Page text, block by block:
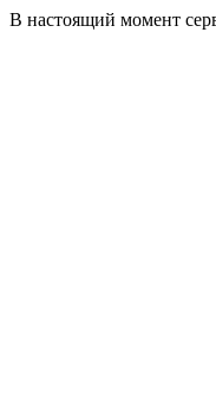
В настоящий момент